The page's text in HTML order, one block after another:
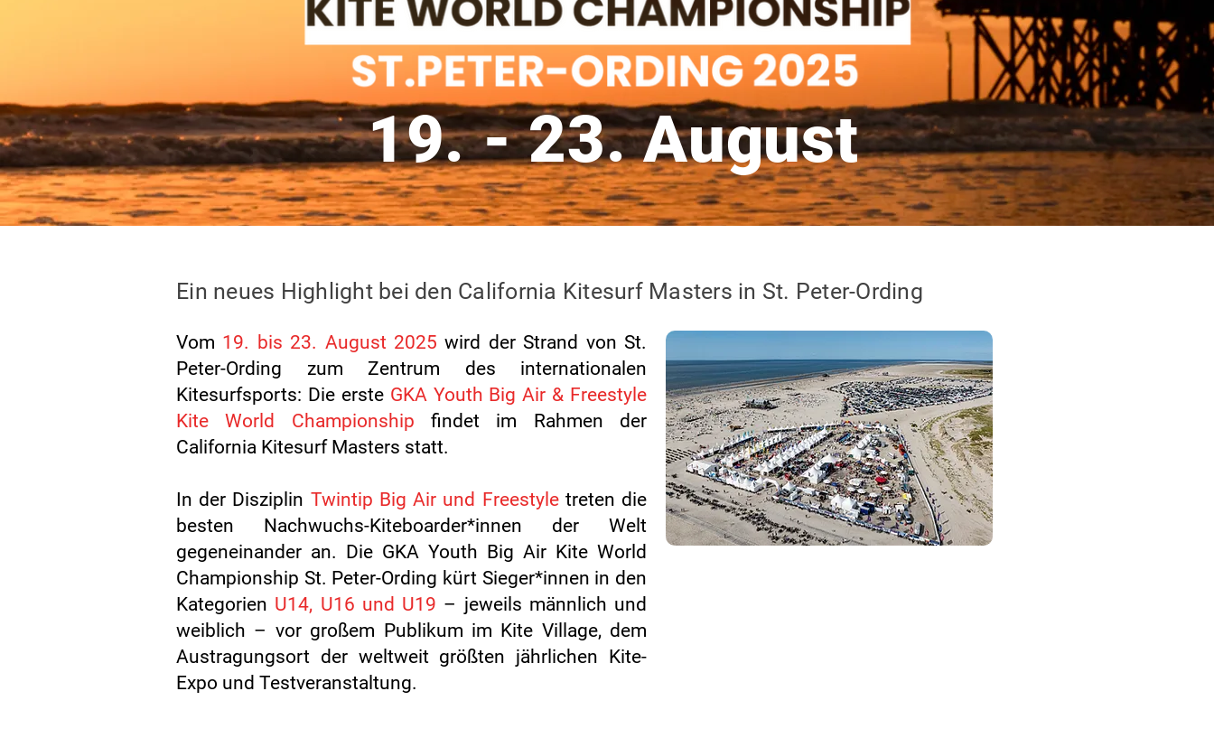
19. - 23. August
Ein neues Highlight bei den California Kitesurf Masters in St. Peter-Ording
Vom 19. bis 23. August 2025 wird der Strand von St.
Peter-Ording zum Zentrum des internationalen
Kitesurfsports: Die erste GKA Youth Big Air & Freestyle
Kite World Championship findet im Rahmen der
California Kitesurf Masters statt.
In der Disziplin Twintip Big Air und Freestyletreten die
besten Nachwuchs-Kiteboarder*innen der Welt
gegeneinander an. Die GKA Youth Big Air Kite World
Championship St. Peter-Ording kürt Sieger*innen in den
Kategorien U14, U16 und U19 – jeweils männlich und
weiblich – vor großem Publikum im Kite Village, dem
Austragungsort der weltweit größten jährlichen Kite-
Expo und Testveranstaltung.